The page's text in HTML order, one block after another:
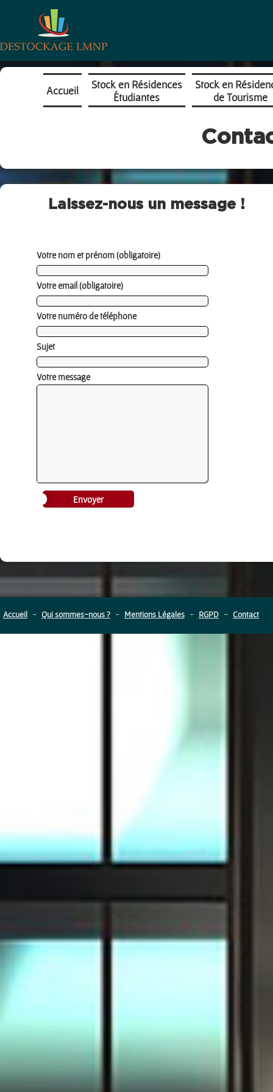
Accueil
Stock en Résidences
Étudiantes
Stock en
de Tourisme
Laissez-nous un message !
Votre nom et prénom (obligatoire)
Votre email (obligatoire)
Votre numéro de téléphone
Sujet
Votre message
Accueil - Qui sommes-nous ? - Mentions Légales - RGPD - Contact